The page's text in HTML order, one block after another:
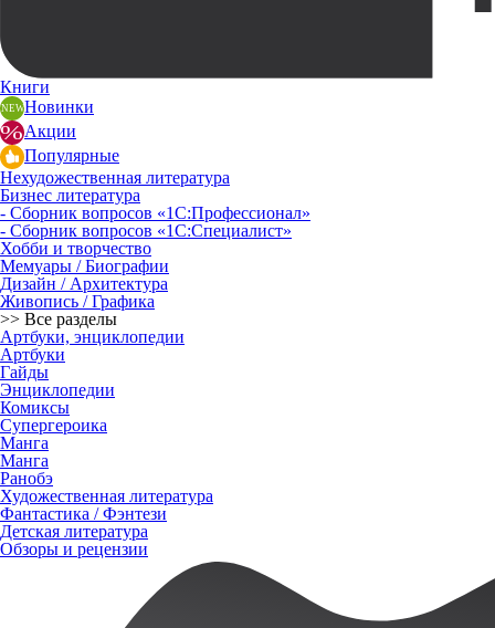
Книги
Новинки
Акции
Популярные
Нехудожественная литература
Бизнес литература
- Сборник вопросов «1С:Профессионал»
- Сборник вопросов «1С:Специалист»
Хобби и творчество
Мемуары / Биографии
Дизайн / Архитектура
Живопись / Графика
>> Все разделы
Артбуки, энциклопедии
Артбуки
Гайды
Энциклопедии
Комиксы
Супергероика
Манга
Манга
Ранобэ
Художественная литература
Фантастика / Фэнтези
Детская литература
Обзоры и рецензии